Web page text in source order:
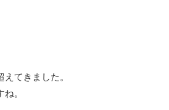
えてきました。
。